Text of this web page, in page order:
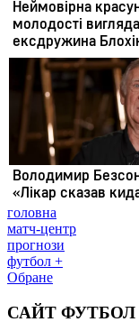
головна
матч-центр
прогнози
футбол +
Обране
САЙТ ФУТБОЛ